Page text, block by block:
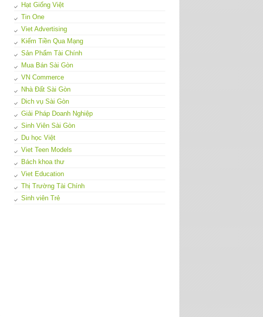
Hạt Giống Việt
Tin One
Viet Advertising
Kiếm Tiền Qua Mạng
Sản Phẩm Tài Chính
Mua Bán Sài Gòn
VN Commerce
Nhà Đất Sài Gòn
Dich vụ Sài Gòn
Giải Pháp Doanh Nghiệp
Sinh Viên Sài Gòn
Du học Việt
Viet Teen Models
Bách khoa thư
Viet Education
Thị Trường Tài Chính
Sinh viên Trẻ